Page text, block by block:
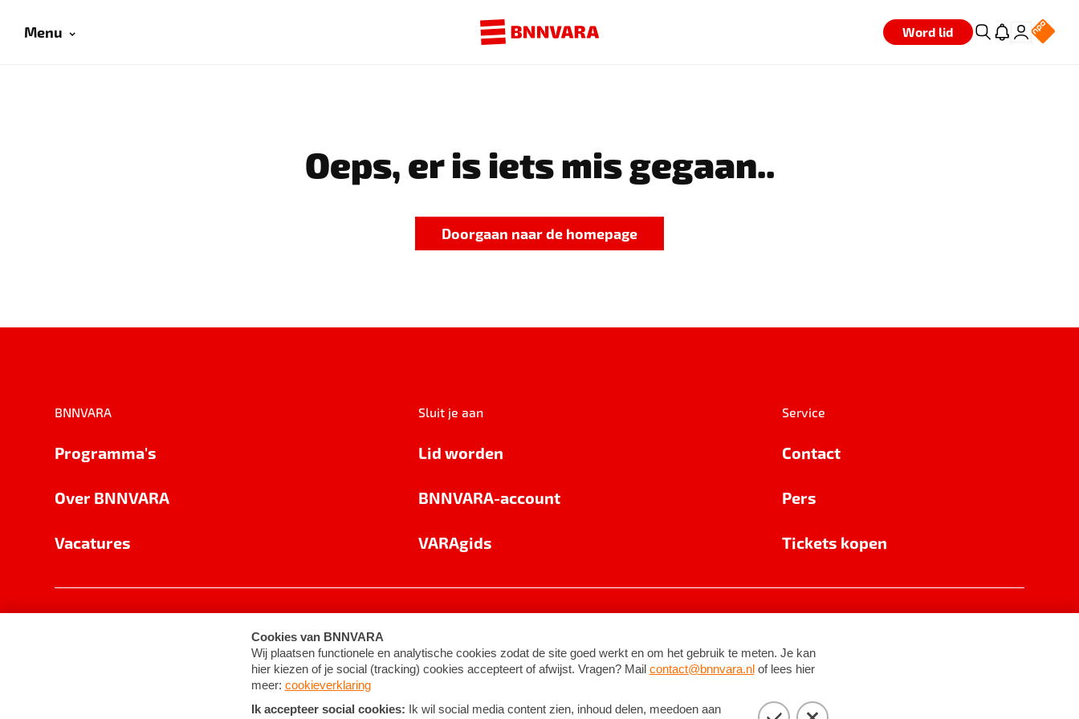
Menu Word lid
Oeps, er is iets mis gegaan..
Doorgaan naar de homepage
BNNVARA
Programma's
Over BNNVARA
Vacatures
Sluit je aan
Lid worden
BNNVARA-account
VARAgids
Service
Contact
Pers
Tickets kopen
Cookie-instellingen Algemene voorwaarden ©2026BNNVARA